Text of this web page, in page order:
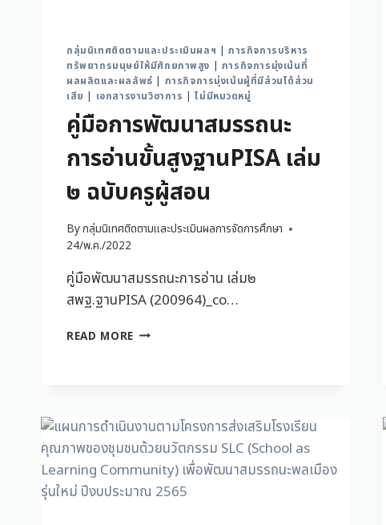
กลุ่มนิเทศติดตามและประเมินผลฯ |ภารกิจการบริหาร
ทรัพยากรมนุษย์ให้มีศักยภาพสูง | ภารกิจการมุ่งเน้นที่
ผลผลิตและผลลัพธ์ | ภารกิจการมุ่งเน้นผู้ที่มีส่วนได้ส่วน
เสีย | เอกสารงานวิชาการ |ไม่มีหมวดหมู่
คู่มือการพัฒนาสมรรถนะ
การอ่านขั้นสูงฐานPISA เล่ม
๒ ฉบับครูผู้สอน
Byกลุ่มนิเทศติดตามและประเมินผลการจัดการศึกษา
24/พ.ค./2022
คู่มือพัฒนาสมรรถนะการอ่าน เล่ม๒
สพฐ.ฐานPISA (200964)_co…
READ MORE